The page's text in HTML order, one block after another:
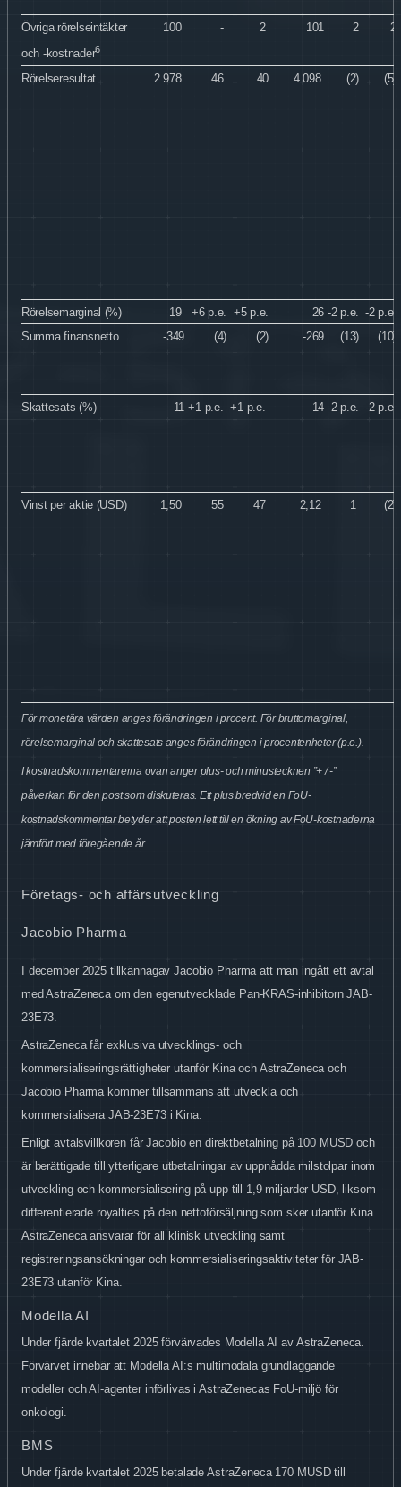
Övriga rörelseintäkter
och -kostnader6
100 - 2 101 2 2
Rörelseresultat 2 978 46 40 4 098 (2) (5)
Rörelsemarginal (%) 19 +6 p.e. +5 p.e. 26 -2 p.e. -2 p.e.
Summa finansnetto
-349 (4) (2) -269 (13) (10)
Skattesats (%) 11 +1 p.e. +1 p.e. 14 -2 p.e. -2 p.e.
Vinst per aktie (USD) 1,50 55 47 2,12 1 (2)
För monetära värden anges förändringen i procent. För bruttomarginal,
rörelsemarginal och skattesats anges förändringen i procentenheter (p.e.).
I kostnadskommentarerna ovan anger plus- och minustecknen ”+ / -”
påverkan för den post som diskuteras. Ett plus bredvid en FoU-
kostnadskommentar betyder att posten lett till en ökning av FoU-kostnaderna
jämfört med föregående år.
Företags- och affärsutveckling
Jacobio Pharma
I december 2025 tillkännagav Jacobio Pharma att man ingått ett avtal
med AstraZeneca om den egenutvecklade Pan-KRAS-inhibitorn JAB-
23E73.
AstraZeneca får exklusiva utvecklings- och
kommersialiseringsrättigheter utanför Kina och AstraZeneca och
Jacobio Pharma kommer tillsammans att utveckla och
kommersialisera JAB-23E73 i Kina.
Enligt avtalsvillkoren får Jacobio en direktbetalning på 100 MUSD och
är berättigade till ytterligare utbetalningar av uppnådda milstolpar inom
utveckling och kommersialisering på upp till 1,9 miljarder USD, liksom
differentierade royalties på den nettoförsäljning som sker utanför Kina.
AstraZeneca ansvarar för all klinisk utveckling samt
registreringsansökningar och kommersialiseringsaktiviteter för JAB-
23E73 utanför Kina.
Modella AI
Under fjärde kvartalet 2025 förvärvades Modella AI av AstraZeneca.
Förvärvet innebär att Modella AI:s multimodala grundläggande
modeller och AI-agenter införlivas i AstraZenecas FoU-miljö för
onkologi.
BMS
Under fjärde kvartalet 2025 betalade AstraZeneca 170 MUSD till